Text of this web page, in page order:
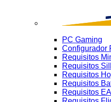
PC Gaming
Configurador
Requisitos
Requisitos
Requisitos
Requisitos
Requisitos